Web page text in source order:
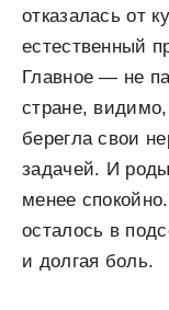
отказалась от
естественный
Главное — не
стране,
берегла свои
задачей. И
менее
осталось в
и долгая боль.